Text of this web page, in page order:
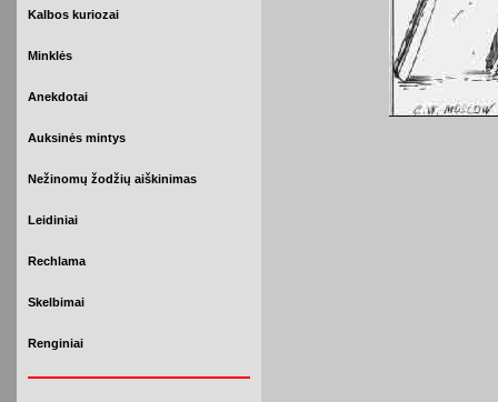
Kalbos kuriozai
Minklės
Anekdotai
Auksinės mintys
Nežinomų žodžių aiškinimas
Leidiniai
Rechlama
Skelbimai
Renginiai